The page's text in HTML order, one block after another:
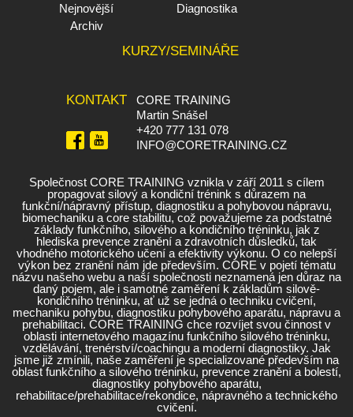
Nejnovější
Archiv
Diagnostika
KURZY/SEMINÁŘE
KONTAKT
CORE TRAINING
Martin Snášel
+420 777 131 078
INFO@CORETRAINING.CZ
Společnost CORE TRAINING vznikla v září 2011 s cílem
propagovat silový a kondiční trénink s důrazem na
funkční/nápravný přístup, diagnostiku a pohybovou nápravu,
biomechaniku a core stabilitu, což považujeme za podstatné
základy funkčního, silového a kondičního tréninku, jak z
hlediska prevence zranění a zdravotních důsledků, tak
vhodného motorického učení a efektivity výkonu. O co nelepší
výkon bez zranění nám jde především. CORE v pojetí tématu
názvu našeho webu a naší společnosti neznamená jen důraz na
daný pojem, ale i samotné zaměření k základům silově-
kondičního tréninku, ať už se jedná o techniku cvičení,
mechaniku pohybu, diagnostiku pohybového aparátu, nápravu a
prehabilitaci. CORE TRAINING chce rozvíjet svou činnost v
oblasti internetového magazínu funkčního silového tréninku,
vzdělávání, trenérství/coachingu a moderní diagnostiky. Jak
jsme již zmínili, naše zaměření je specializované především na
oblast funkčního a silového tréninku, prevence zranění a bolestí,
diagnostiky pohybového aparátu,
rehabilitace/prehabilitace/rekondice, nápravného a technického
cvičení.